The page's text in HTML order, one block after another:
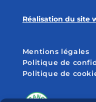
Réalisation du site
Mentions légales
Politique de
Politique de